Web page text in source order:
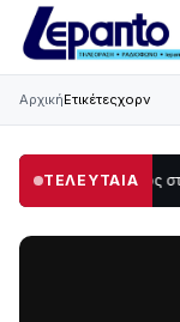
ΑρχικήΕτικέτεςχορν
ΤΕΛΕΥΤΑΙΑ
μέρος στο Λυγιά